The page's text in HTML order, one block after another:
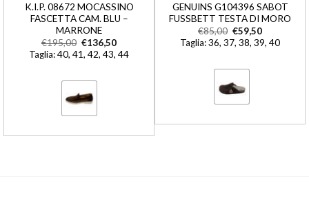
K.I.P. 08672 MOCASSINO
FASCETTA CAM. BLU –
MARRONE
€195,00 €136,50
Taglia: 40, 41, 42, 43, 44
GENUINS G104396 SABOT
FUSSBETT TESTA DI MORO
€85,00 €59,50
Taglia: 36, 37, 38, 39, 40